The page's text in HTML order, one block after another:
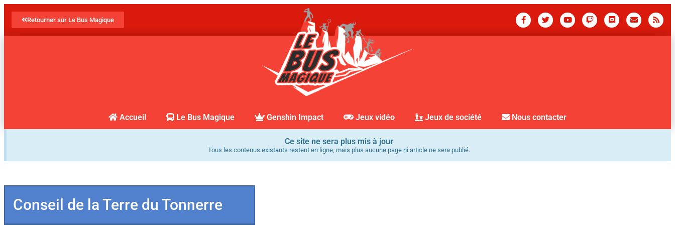
Retourner sur Le Bus Magique
Accueil Le Bus Magique Genshin Impact Jeux vidéo Jeux de société Nous contacter
Ce site ne sera plus mis à jour
Tous les contenus existants restent en ligne, mais plus aucune page ni article ne sera publié.
Conseil de la Terre du Tonnerre